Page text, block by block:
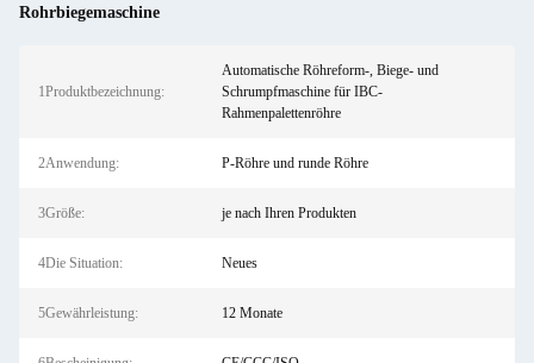
Rohrbiegemaschine
1Produktbezeichnung:
Automatische Röhreform-, Biege- und
Schrumpfmaschine für IBC-
Rahmenpalettenröhre
2Anwendung: P-Röhre und runde Röhre
3Größe: je nach Ihren Produkten
4Die Situation: Neues
5Gewährleistung: 12 Monate